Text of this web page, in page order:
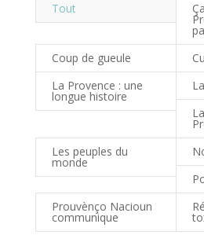
Tout
Coup de gueule
La Provence : une
longue histoire
Les peuples du
monde
Prouvènço Nacioun
communique